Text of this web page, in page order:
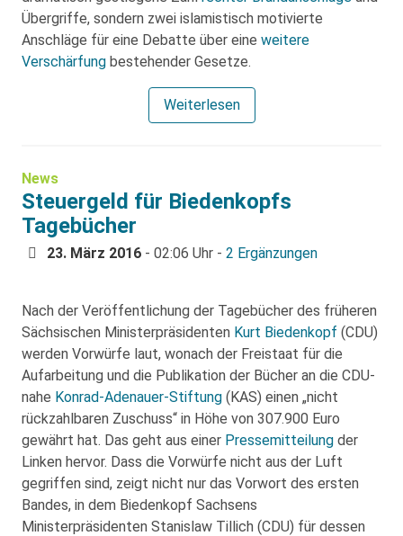
Übergriffe, sondern zwei islamistisch motivierte
Anschläge für eine Debatte über eine weitere
Verschärfung bestehender Gesetze.
Weiterlesen
News
Steuergeld für Biedenkopfs
Tagebücher
23. März 2016 - 02:06 Uhr - 2 Ergänzungen
Nach der Veröffentlichung der Tagebücher des früheren
Sächsischen Ministerpräsidenten Kurt Biedenkopf (CDU)
werden Vorwürfe laut, wonach der Freistaat für die
Aufarbeitung und die Publikation der Bücher an die CDU-
nahe Konrad-Adenauer-Stiftung (KAS) einen „nicht
rückzahlbaren Zuschuss“ in Höhe von 307.900 Euro
gewährt hat. Das geht aus einer Pressemitteilung der
Linken hervor. Dass die Vorwürfe nicht aus der Luft
gegriffen sind, zeigt nicht nur das Vorwort des ersten
Bandes, in dem Biedenkopf Sachsens
Ministerpräsidenten Stanislaw Tillich (CDU) für dessen